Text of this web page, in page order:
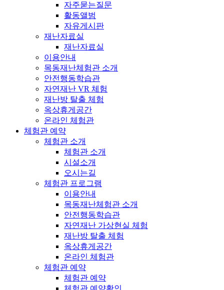
자주묻는질문
활동앨범
자유게시판
재난자료실
재난자료실
이용안내
목동재난체험관 소개
안전행동학습관
자연재난 VR 체험
재난방 탈출 체험
옥상휴게공간
온라인 체험관
체험관 예약
체험관 소개
체험관 소개
시설소개
오시는길
체험관 프로그램
이용안내
목동재난체험관 소개
안전행동학습관
자연재난 가상현실 체험
재난방 탈출 체험
옥상휴게공간
온라인 체험관
체험관 예약
체험관 예약